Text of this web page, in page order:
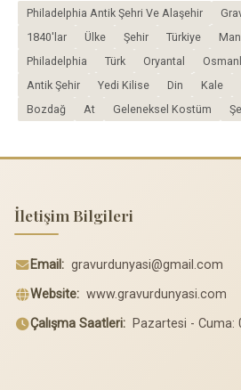
Philadelphia Antik Şehri Ve Alaşehir
1840'lar
Ülke Şehir Türkiye
Philadelphia
Türk Oryantal
Antik Şehir
Yedi Kilise Din Kale
Bozdağ
At Geleneksel Kostüm
İletişim Bilgileri
Email: gravurdunyasi@gmail.com
Website: www.gravurdunyasi.com
Çalışma Saatleri: Pazartesi - Cuma: